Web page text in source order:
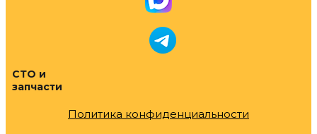
СТО и
запчасти
Политика конфиденциальности